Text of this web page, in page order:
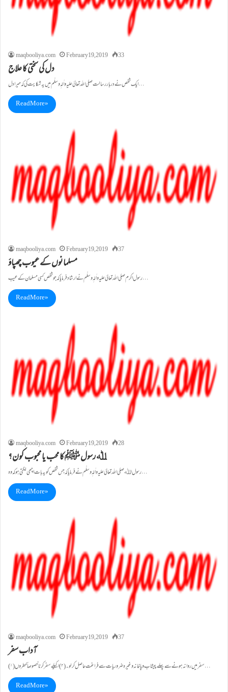
maqbooliya.com February 19, 2019 33
دل کی سختی کا علاج
ایک شخص نے دربار رسالت صلي اللہ تعالیٰ علیہ واٰلہٖ وسلّم میں یہ شکایت کی کہ میرا دل…
Read More »
maqbooliya.com February 19, 2019 37
مسلمانوں کے عیوب چھپاؤ
رسول اکرم صلي اللہ تعالیٰ علیہ واٰلہٖ وسلّم نے ارشاد فرمایا کہ جو شخص کسی مسلمان کے عیب…
Read More »
maqbooliya.com February 19, 2019 28
ﷲ رسول ﷺ کا محب یا محبوب کون؟
رسول اﷲصلی اللہ تعالیٰ علیہ واٰلہٖ وسلّم نے فرمایا کہ جس شخص کو یہ بات اچھی لگتی ہو کہ وہ…
Read More »
maqbooliya.com February 19, 2019 37
آداب سفر
(۱)سفر میں روانہ ہونے سے پہلے پیشاب و پاخانہ وغیرہ ضروریات سے فراغت حاصل کرلو۔ (۲)اکیلے سفر کرنا خصوصاً خطروں…
Read More »